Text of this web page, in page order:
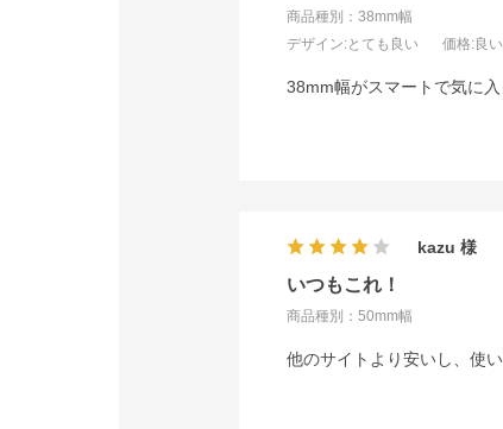
商品種別：38mm幅
デザイン:とても良い 価格:良い
38mm幅がスマートで気に入
いつもこれ！
商品種別：50mm幅
kazu
他のサイトより安いし、使